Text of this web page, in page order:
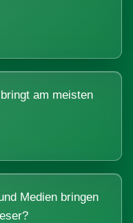
am meisten
Medien bringen